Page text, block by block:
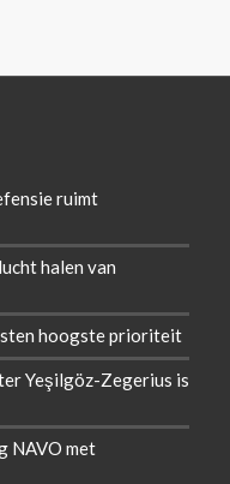
ruimt
halen van
hoogste prioriteit
Yeşilgöz-Zegerius is
NAVO met